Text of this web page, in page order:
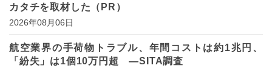
カタチを取材した（PR）
2026年08月06日
航空業界の手荷物トラブル、年間コストは約1兆円、
「紛失」は1個10万円超 ―SITA調査